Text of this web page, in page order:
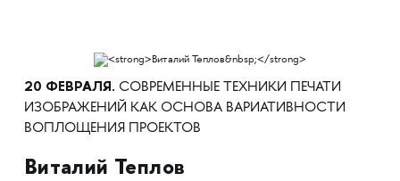
20 ФЕВРАЛЯ. СОВРЕМЕННЫЕ ТЕХНИКИ ПЕЧАТИ
ИЗОБРАЖЕНИЙ КАК ОСНОВА ВАРИАТИВНОСТИ
ВОПЛОЩЕНИЯ ПРОЕКТОВ
Виталий Теплов